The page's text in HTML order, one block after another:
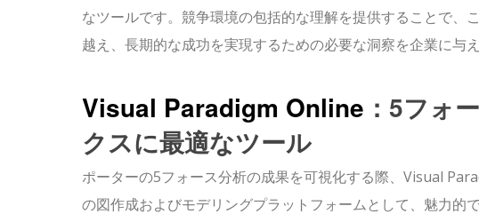
なツールです。競争環境の包括的な理解を提供することで、
越え、長期的な成功を実現するための必要な洞察を企業に与え
Visual Paradigm Online ：5フォ
クスに最適なツール
ポーターの5フォース分析の成果を可視化する際、Visual
の図作成およびモデリングプラットフォームとして、魅力的